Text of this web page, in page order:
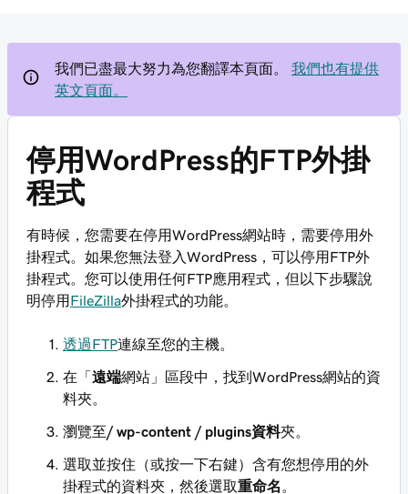
我們已盡最大努力為您翻譯本頁面。
我們也有提供
英文頁面。
停用WordPress的FTP外掛
程式
有時候，您需要在停用WordPress網站時，需要停用外
掛程式。如果您無法登入WordPress，可以停用FTP外
掛程式。您可以使用任何FTP應用程式，但以下步驟說
明停用 FileZilla外掛程式的功能。
透過FTP連線至您的主機。
在「 遠端網站」區段中，找到WordPress網站的資
料夾。
瀏覽至/ wp-content / plugins資料夾。
選取並按住（或按一下右鍵）含有您想停用的外
掛程式的資料夾，然後選取重命名